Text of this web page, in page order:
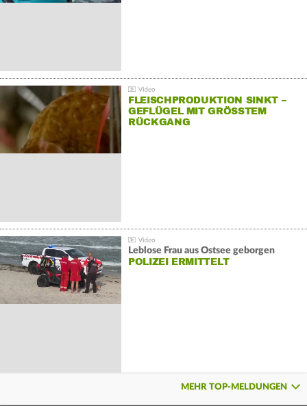
FLEISCHPRODUKTION SINKT –
GEFLÜGEL MIT GRÖSSTEM R
ÜCKGANG
Leblose Frau aus Ostsee geborgen
POLIZEI ERMITTELT
MEHR TOP-MELDUNGEN